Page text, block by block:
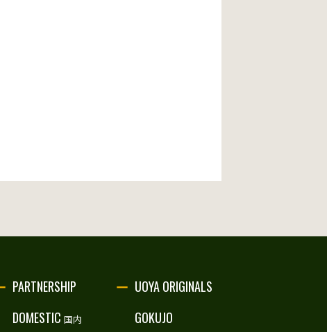
PARTNERSHIP
DOMESTIC国内
UOYA ORIGINALS
GOKUJO